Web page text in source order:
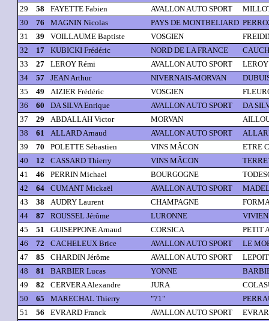
29
58 FAYETTE Fabien AVALLON AUTO SPORT
30
76 MAGNIN Nicolas PAYS DE MONTBELIARD
31
39 VOILLAUME Baptiste VOSGIEN
32
17 KUBICKI Frédéric NORD DE LA FRANCE
33
27 LEROY Rémi AVALLON AUTO SPORT
34
57 JEAN Arthur NIVERNAIS-MORVAN
35
49 AIZIER Frédéric VOSGIEN
36
60 DA SILVA Enrique AVALLON AUTO SPORT
DA
37
29 ABDALLAH Victor MORVAN
38
61 ALLARD Arnaud AVALLON AUTO SPORT
39
70 POLETTE Sébastien VINS MÂCON
ETRE
40
12 CASSARD Thierry VINS MÂCON
41
46 PERRIN Michael BOURGOGNE
42
64 CUMANT Mickaël AVALLON AUTO SPORT
43
38 AUDRY Laurent CHAMPAGNE
44
87 ROUSSEL Jérôme LURONNE
45
51 GUISEPPONE Arnaud CORSICA
PETIT
46
72 CACHELEUX Brice AVALLON AUTO SPORT
LE
47
85 CHARDIN Jérôme AVALLON AUTO SPORT
48
81 BARBIER Lucas YONNE
49
82 CERVERA Alexandre JURA
50
65 MARECHAL Thierry "71"
51
56 EVRARD Franck AVALLON AUTO SPORT